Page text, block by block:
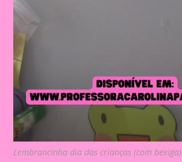
Lembrancinha dia das crianças (com bexiga)